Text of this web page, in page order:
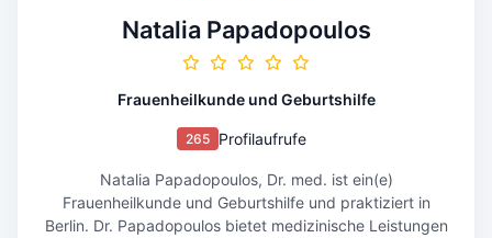
Natalia Papadopoulos
Frauenheilkunde und Geburtshilfe
265 Profilaufrufe
Natalia Papadopoulos, Dr. med. ist ein(e)
Frauenheilkunde und Geburtshilfe und praktiziert in
Berlin. Dr. Papadopoulos bietet medizinische Leistungen